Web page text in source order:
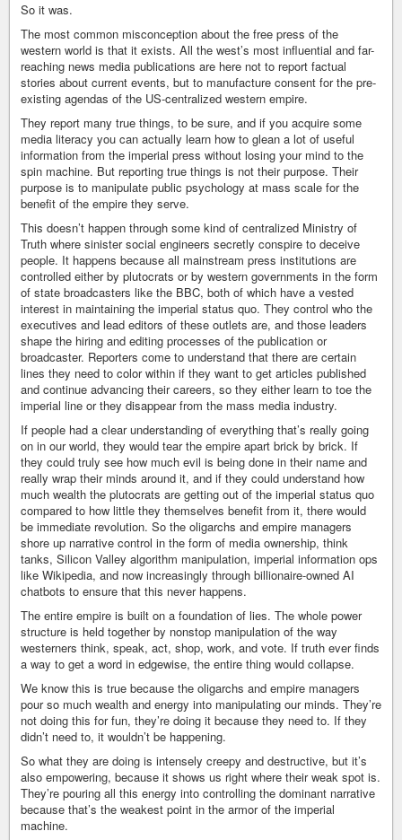
So it was.
The most common misconception about the free press of the
western world is that it exists. All the west’s most influential and far-
reaching news media publications are here not to report factual
stories about current events, but to manufacture consent for the pre-
existing agendas of the US-centralized western empire.
They report many true things, to be sure, and if you acquire some
media literacy you can actually learn how to glean a lot of useful
information from the imperial press without losing your mind to the
spin machine. But reporting true things is not their purpose. Their
purpose is to manipulate public psychology at mass scale for the
benefit of the empire they serve.
This doesn’t happen through some kind of centralized Ministry of
Truth where sinister social engineers secretly conspire to deceive
people. It happens because all mainstream press institutions are
controlled either by plutocrats or by western governments in the form
of state broadcasters like the BBC, both of which have a vested
interest in maintaining the imperial status quo. They control who the
executives and lead editors of these outlets are, and those leaders
shape the hiring and editing processes of the publication or
broadcaster. Reporters come to understand that there are certain
lines they need to color within if they want to get articles published
and continue advancing their careers, so they either learn to toe the
imperial line or they disappear from the mass media industry.
If people had a clear understanding of everything that’s really going
on in our world, they would tear the empire apart brick by brick. If
they could truly see how much evil is being done in their name and
really wrap their minds around it, and if they could understand how
much wealth the plutocrats are getting out of the imperial status quo
compared to how little they themselves benefit from it, there would
be immediate revolution. So the oligarchs and empire managers
shore up narrative control in the form of media ownership, think
tanks, Silicon Valley algorithm manipulation, imperial information ops
like Wikipedia, and now increasingly through billionaire-owned AI
chatbots to ensure that this never happens.
The entire empire is built on a foundation of lies. The whole power
structure is held together by nonstop manipulation of the way
westerners think, speak, act, shop, work, and vote. If truth ever finds
a way to get a word in edgewise, the entire thing would collapse.
We know this is true because the oligarchs and empire managers
pour so much wealth and energy into manipulating our minds. They’re
not doing this for fun, they’re doing it because they need to. If they
didn’t need to, it wouldn’t be happening.
So what they are doing is intensely creepy and destructive, but it’s
also empowering, because it shows us right where their weak spot is.
They’re pouring all this energy into controlling the dominant narrative
because that’s the weakest point in the armor of the imperial
machine.